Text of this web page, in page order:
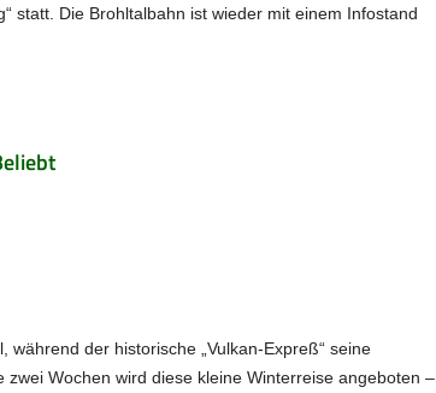
statt. Die Brohltalbahn ist wieder mit einem Infostand
der historische „Vulkan-Expreß“ seine
Wochen wird diese kleine Winterreise angeboten –